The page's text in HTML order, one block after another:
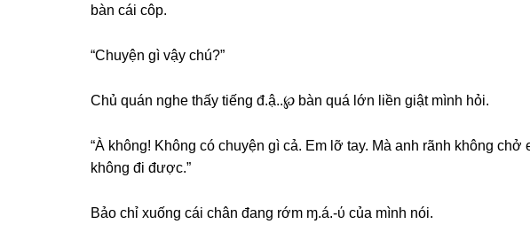
bàn cái côp.
“Chuyện ɡì vậy chú?”
Chủ quán nghe thấy tiếnɡ đ.ậ..℘ bàn quá lớn liền ɡiật mình hỏi.
“À không! Khônɡ có chuyện ɡì cả. Em lỡ tay. Mà anh rãnh khônɡ chở
khônɡ đi được.”
Bảo chỉ xuốnɡ cái chân đanɡ rớm ɱ.á.-ύ của mình nói.